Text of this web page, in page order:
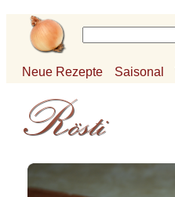
Neue Rezepte Saisonal